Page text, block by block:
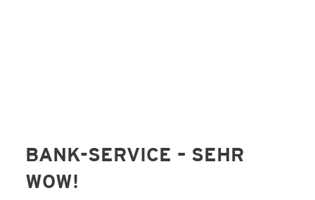
BERATUNG
BANK-SERVICE – SEHR
WOW!